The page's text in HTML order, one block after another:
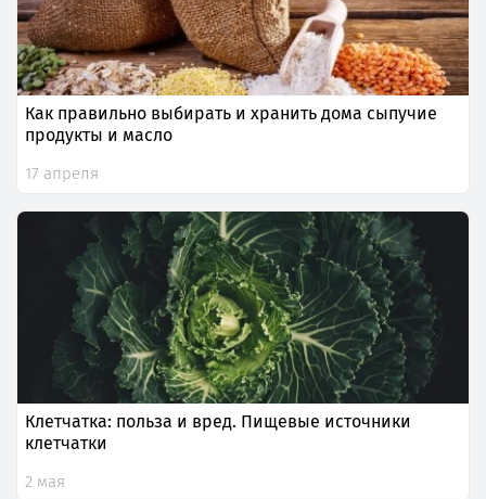
Как правильно выбирать и хранить дома сыпучие
продукты и масло
17 апреля
Клетчатка: польза и вред. Пищевые источники
клетчатки
2 мая